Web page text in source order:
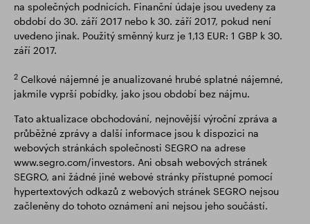
na společných podnicích. Finanční údaje jsou uvedeny za
období do 30. září 2017 nebo k 30. září 2017, pokud není
uvedeno jinak. Použitý směnný kurz je 1,13 EUR: 1 GBP k 30.
září 2017.
2 Celkové nájemné je anualizované hrubé splatné nájemné,
jakmile vyprší pobídky, jako jsou období bez nájmu.
Tato aktualizace obchodování, nejnovější výroční zpráva a
průběžné zprávy a další informace jsou k dispozici na
webových stránkách společnosti SEGRO na adrese
www.segro.com/investors. Ani obsah webových stránek
SEGRO, ani žádné jiné webové stránky přístupné pomocí
hypertextových odkazů z webových stránek SEGRO nejsou
začleněny do tohoto oznámení ani nejsou jeho součástí.